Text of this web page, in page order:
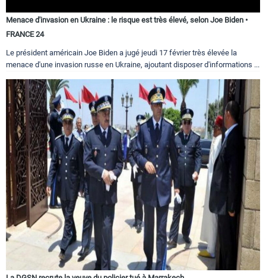
Menace d'invasion en Ukraine : le risque est très élevé, selon Joe Biden •
FRANCE 24
Le président américain Joe Biden a jugé jeudi 17 février très élevée la
menace d'une invasion russe en Ukraine, ajoutant disposer d'informations ...